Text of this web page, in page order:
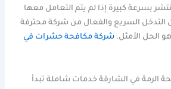
بسرعة كبيرة إذا لم يتم التعامل معها
التدخل السريع والفعال من شركة محترفة
الحل الأمثل.شركة مكافحة حشرات في
الرمة في الشارقة خدمات شاملة تبدأ